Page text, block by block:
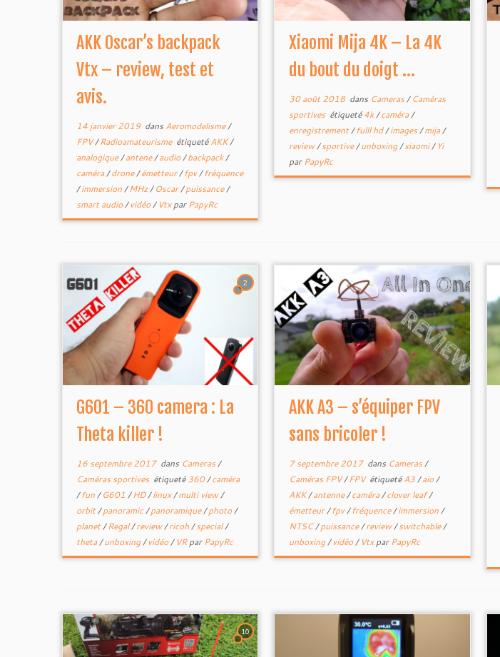
AKK Oscar’s backpack
Vtx – review, test et
avis.
14 janvier 2019 dans Aeromodelisme/
FPV/Radioamateurisme étiquetéAKK/
analogique/antene/audio/backpack/
caméra/drone/émetteur/fpv/fréquence
/immersion/MHz/Oscar/puissance/
smart audio/vidéo/ VtxparPapyRc
Xiaomi Mija 4K – La 4K
du bout du doigt ...
30 août 2018dans Cameras/Caméras
sportives étiqueté4k/caméra/
enregistrement/fulll hd/images/mija/
review/sportive/unboxing/xiaomi/ Yi
parPapyRc
2
G601 – 360 camera : La
Theta killer !
16 septembre 2017dans Cameras/
Caméras sportives étiqueté360/caméra
/fun/G601/HD/linux/multi view/
orbit/panoramic/panoramique/photo/
planet/Regal/review/ricoh/special/
theta/unboxing/vidéo/ VRparPapyRc
AKK A3 – s’équiper FPV
sans bricoler !
7 septembre 2017dans Cameras/
Caméras FPV/FPV étiquetéA3/aio/
AKK/antenne/caméra/clover leaf/
émetteur/fpv/fréquence/immersion/
NTSC/puissance/review/switchable/
unboxing/vidéo/ VtxparPapyRc
10